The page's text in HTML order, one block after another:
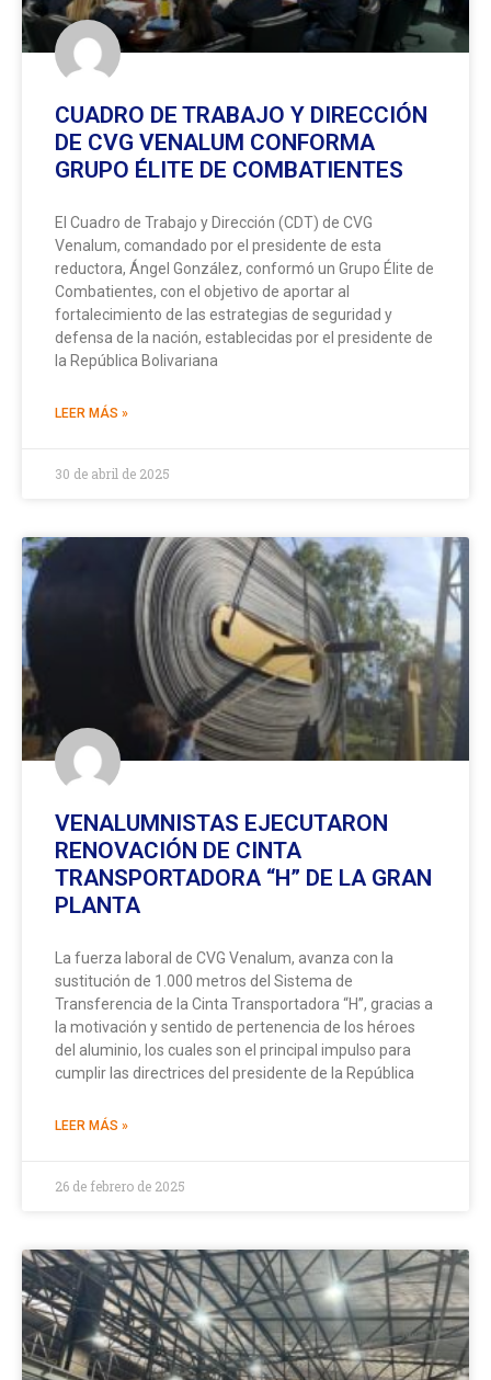
CUADRO DE TRABAJO Y DIRECCIÓN
DE CVG VENALUM CONFORMA
GRUPO ÉLITE DE COMBATIENTES
El Cuadro de Trabajo y Dirección (CDT) de CVG
Venalum, comandado por el presidente de esta
reductora, Ángel González, conformó un Grupo Élite de
Combatientes, con el objetivo de aportar al
fortalecimiento de las estrategias de seguridad y
defensa de la nación, establecidas por el presidente de
la República Bolivariana
LEER MÁS »
30 de abril de 2025
VENALUMNISTAS EJECUTARON
RENOVACIÓN DE CINTA
TRANSPORTADORA “H” DE LA GRAN
PLANTA
La fuerza laboral de CVG Venalum, avanza con la
sustitución de 1.000 metros del Sistema de
Transferencia de la Cinta Transportadora “H”, gracias a
la motivación y sentido de pertenencia de los héroes
del aluminio, los cuales son el principal impulso para
cumplir las directrices del presidente de la República
LEER MÁS »
26 de febrero de 2025